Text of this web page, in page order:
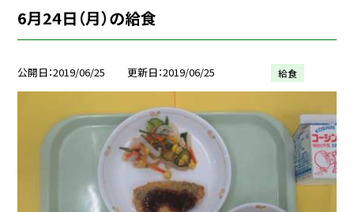
6月24日（月）の給食
公開日 2019/06/25 更新日 2019/06/25 給食